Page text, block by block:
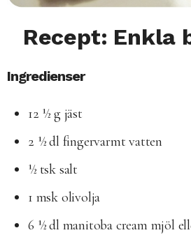
Recept: Enkla
Ingredienser
12 ½ g jäst
2 ½ dl fingervarmt vatten
½ tsk salt
1 msk olivolja
6 ½ dl manitoba cream mjöl